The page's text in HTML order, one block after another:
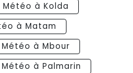
Météo à Kolda
à Matam
Météo à Mbour
Météo à Palmarin